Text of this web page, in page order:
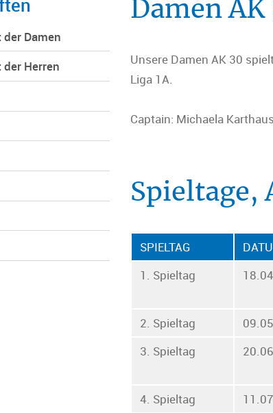
Damen AK
Unsere Damen AK 30
Liga 1A.
Captain: Michaela Karthaus
Spieltage,
SPIELTAG
1. Spieltag
2. Spieltag
3. Spieltag
4. Spieltag
Damen
Herren